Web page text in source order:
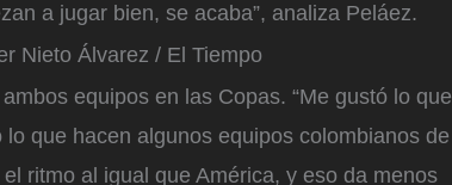
a jugar bien, se acaba”, analiza Peláez.
Nieto Álvarez / El Tiempo
equipos en las Copas. “Me gustó lo que
que hacen algunos equipos colombianos de
ritmo al igual que América, y eso da menos